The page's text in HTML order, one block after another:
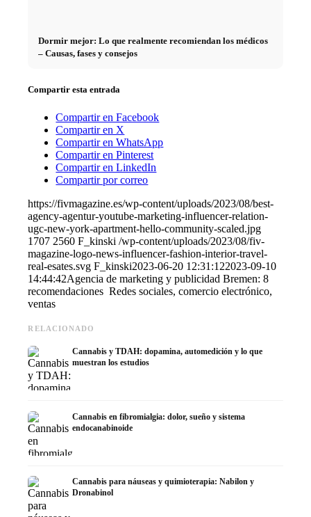
Dormir mejor: Lo que realmente recomiendan los médicos
– Causas, fases y consejos
Compartir esta entrada
Compartir en Facebook
Compartir en X
Compartir en WhatsApp
Compartir en Pinterest
Compartir en LinkedIn
Compartir por correo
https://fivmagazine.es/wp-content/uploads/2023/08/best-
agency-agentur-youtube-marketing-influencer-relation-
ugc-new-york-apartment-hello-community-scaled.jpg
1707 2560 F_kinski /wp-content/uploads/2023/08/fiv-
magazine-logo-news-influencer-fashion-interior-travel-
real-esates.svg F_kinski2023-06-20 12:31:122023-09-10
14:44:42Agencia de marketing y publicidad Bremen: 8
recomendaciones ️ Redes sociales, comercio electrónico,
ventas
RELACIONADO
Cannabis y TDAH: dopamina, automedición y lo que
muestran los estudios
Cannabis en fibromialgia: dolor, sueño y sistema
endocanabinoide
Cannabis para náuseas y quimioterapia: Nabilon y
Dronabinol